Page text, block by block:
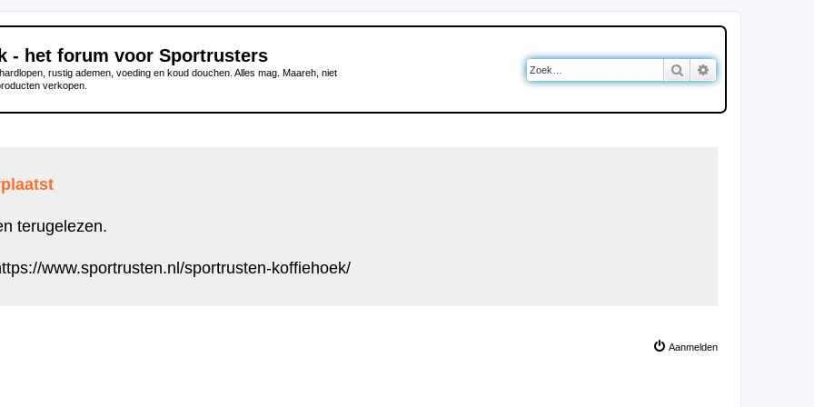
- het forum voor Sportrusters
rustig ademen, voeding en koud douchen. Alles mag. Maareh, niet
verkopen.
Zoek
terugelezen.
www.sportrusten.nl/sportrusten-koffiehoek/
Aanmelden